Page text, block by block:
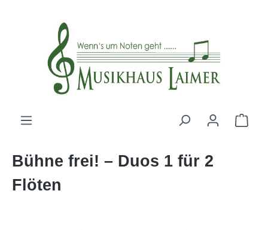
Bühne frei! – Duos 1 für 2
Flöten